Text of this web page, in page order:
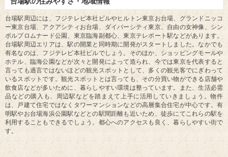
台場駅周辺には、フジテレビ本社ビルやヒルトン東京お台場、グランドニッコ
ー東京台場、アクアシティお台場、ダイバーシティ東京、自由の女神像、シン
ボルプロムナード公園、東京臨海副都心、東京テレポート駅などがあります。
台場駅周辺エリアは、駅の開業と同時期に開発がスタートしました。なかでも
有名なのは、フジテレビ本社ビルでしょう。そのほか、ショッピングモールや
ホテル、臨海公園などが次々と開発によって造られ、今では東京を代表すると
言っても過言ではないほどの観光スポットとして、多くの観光客でにぎわって
いるスポットです。観光スポットとは言っても、その分買い物ができる店舗や
飲食店などが多いために、暮らしやすい環境は整っています。また、生活必需
品などの購入も、周辺駅などを踏まえて上手に活用していきましょう。物件
は、戸建て住宅ではなくタワーマンションなどの高層集合住宅が中心です。有
明駅やお台場海浜公園駅などとの駅間距離も近いため、徒歩にてこれらの駅を
利用することもできるでしょう。都心へのアクセスも良く、暮らしやすい街で
す。